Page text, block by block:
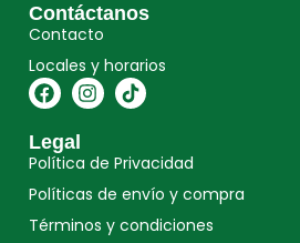
Contáctanos
Contacto
Locales y horarios
Legal
Política de Privacidad
Políticas de envío y compra
Términos y condiciones